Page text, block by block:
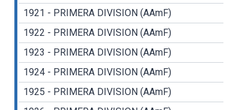
1921 - PRIMERA DIVISION (AAmF)
1922 - PRIMERA DIVISION (AAmF)
1923 - PRIMERA DIVISION (AAmF)
1924 - PRIMERA DIVISION (AAmF)
1925 - PRIMERA DIVISION (AAmF)